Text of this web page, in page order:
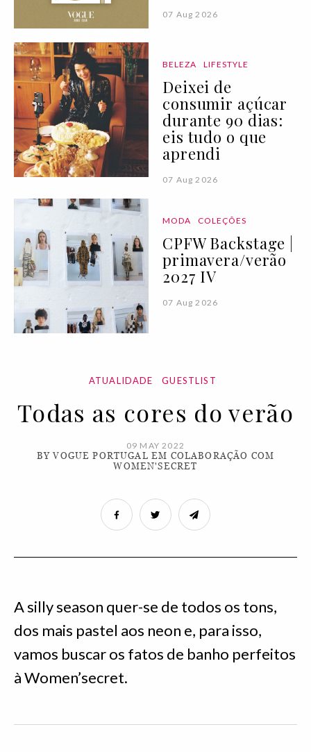
07 Aug 2026
BELEZA LIFESTYLE
Deixei de
consumir açúcar
durante 90 dias:
eis tudo o que
aprendi
07 Aug 2026
MODA COLEÇÕES
CPFW Backstage |
primavera/verão
2027 IV
07 Aug 2026
ATUALIDADE GUESTLIST
Todas as cores do verão
09 MAY 2022
BY VOGUE PORTUGAL EM COLABORAÇÃO COM
WOMEN'SECRET
A silly season quer-se de todos os tons,
dos mais pastel aos neon e, para isso,
vamos buscar os fatos de banho perfeitos
à Women’secret.